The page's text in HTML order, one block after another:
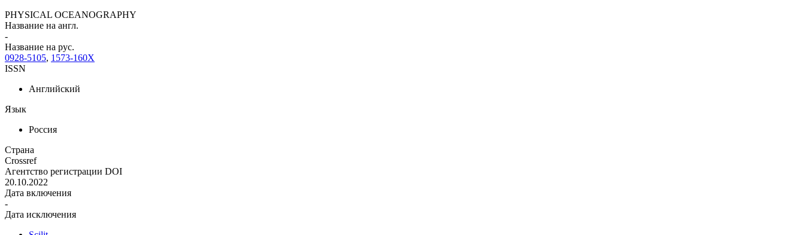
PHYSICAL OCEANOGRAPHY
Название на англ.
-
Название на рус.
0928-5105, 1573-160X
ISSN
Английский
Язык
Россия
Страна
Crossref
Агентство регистрации DOI
20.10.2022
Дата включения
-
Дата исключения